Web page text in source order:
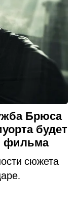
Брюса
будет
фильма
сюжета